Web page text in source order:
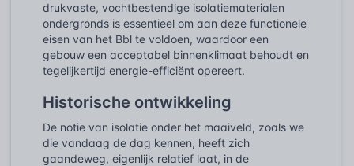
drukvaste, vochtbestendige isolatiematerialen
ondergronds is essentieel om aan deze functionele
eisen van het Bbl te voldoen, waardoor een
gebouw een acceptabel binnenklimaat behoudt en
tegelijkertijd energie-efficiënt opereert.
Historische ontwikkeling
De notie van isolatie onder het maaiveld, zoals we
die vandaag de dag kennen, heeft zich
gaandeweg, eigenlijk relatief laat, in de